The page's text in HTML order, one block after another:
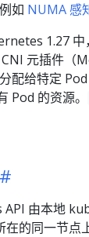
如 NUMA 感
1.27
CNI 元插件（
配给特定
Pod 的资源。
由本地
的同一节点